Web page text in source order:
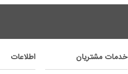
خدمات مشتریان اطلاعات